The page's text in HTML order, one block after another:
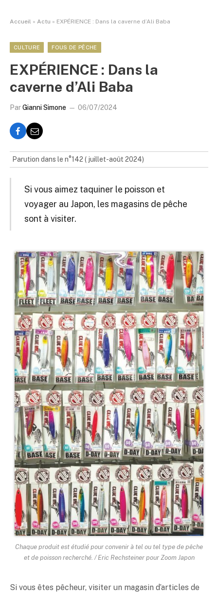
Accueil » Actu » EXPÉRIENCE : Dans la caverne d’Ali Baba
CULTURE FOUS DE PÊCHE
EXPÉRIENCE : Dans la
caverne d’Ali Baba
ParGianni Simone 06/07/2024
Parution dans le n°142 ( juillet-août 2024)
Si vous aimez taquiner le poisson et
voyager au Japon, les magasins de pêche
sont à visiter.
Chaque produit est étudié pour convenir à tel ou tel type de pêche
et de poisson recherché. / Eric Rechsteiner pour Zoom Japon
Si vous êtes pêcheur, visiter un magasin d’articles de